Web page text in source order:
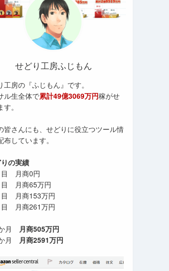
せどり工房ふじもん
工房の『ふじもん』です。
ル生全体で累計49億3069万円稼がせ
。
皆さんにも、せどりに役立つツール情
布しています。
の実績
目 月商0円
目 月商65万円
目 月商153万円
目 月商261万円
月 月商505万円
月 月商2591万円